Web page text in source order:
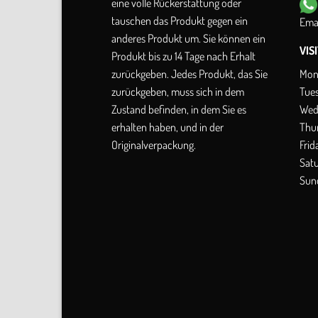
eine volle Rückerstattung oder
tauschen das Produkt gegen ein
anderes Produkt um. Sie können ein
Produkt bis zu 14 Tage nach Erhalt
zurückgeben. Jedes Produkt, das Sie
zurückgeben, muss sich in dem
Zustand befinden, in dem Sie es
erhalten haben, und in der
Originalverpackung.